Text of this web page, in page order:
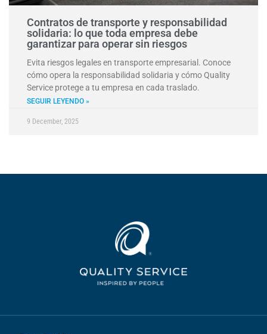
Contratos de transporte y responsabilidad
solidaria: lo que toda empresa debe
garantizar para operar sin riesgos
Evita riesgos legales en transporte empresarial. Conoce
cómo opera la responsabilidad solidaria y cómo Quality
Service protege a tu empresa en cada traslado.
SEGUIR LEYENDO »
9 December, 2025